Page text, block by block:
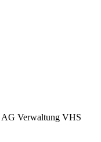
AG Verwaltung VHS